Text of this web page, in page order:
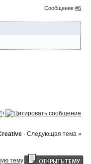
Сообщение#6
· Следующая тема »